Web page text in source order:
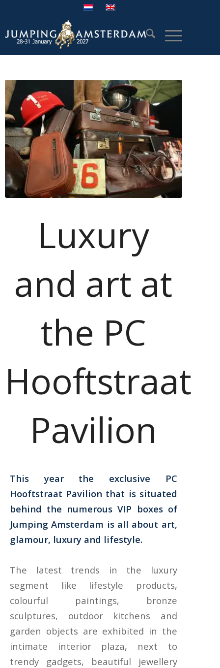
Luxury
and art at
the PC
Hooftstraat
Pavilion
This year the exclusive PC
Hooftstraat Pavilion that is situated
behind the numerous VIP boxes of
Jumping Amsterdam is all about art,
glamour, luxury and lifestyle.
The latest trends in the luxury
segment like lifestyle products,
colourful paintings, bronze
sculptures, outdoor kitchens and
garden objects are exhibited in the
intimate interior plaza, next to
trendy gadgets, beautiful jewellery